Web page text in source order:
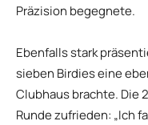
Präzision begegnete.
Ebenfalls stark
sieben Birdies eine
Clubhaus brachte. Die
Runde zufrieden: „Ich